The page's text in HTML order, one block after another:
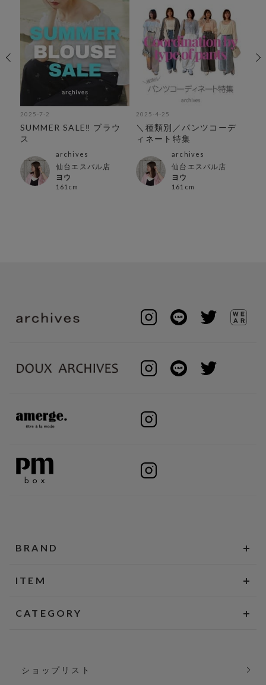
2025-7-2
SUMMER SALE‼︎ ブラウ
ス
archives
仙台エスパル店
ヨウ
161cm
2025-4-25
＼種類別／パンツコーデ
ィネート特集
archives
仙台エスパル店
ヨウ
161cm
BRAND
ITEM
CATEGORY
ショップリスト